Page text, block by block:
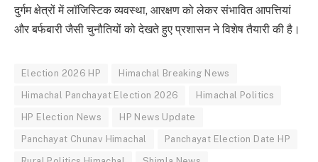
दुर्गम क्षेत्रों में लॉजिस्टिक व्यवस्था, आरक्षण को लेकर संभावित आपत्तियां
और बर्फबारी जैसी चुनौतियों को देखते हुए प्रशासन ने विशेष तैयारी की है।
Election 2026 HP Himachal Breaking News
Himachal Panchayat Election 2026 Himachal Politics
HP Election News HP News Update
Panchayat Chunav Himachal Panchayat Election Date HP